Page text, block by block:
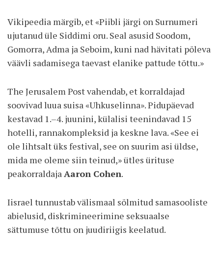
Vikipeedia märgib, et «Piibli järgi on Surnumeri
ujutanud üle Siddimi oru. Seal asusid Soodom,
Gomorra, Adma ja Seboim, kuni nad hävitati põleva
väävli sadamisega taevast elanike pattude tõttu.»
The Jerusalem Post vahendab, et korraldajad
soovivad luua suisa «Uhkuselinna». Pidupäevad
kestavad 1.–4. juunini, külalisi teenindavad 15
hotelli, rannakompleksid ja keskne lava. «See ei
ole lihtsalt üks festival, see on suurim asi üldse,
mida me oleme siin teinud,» ütles ürituse
peakorraldajaAaron Cohen.
Iisrael tunnustab välismaal sõlmitud samasooliste
abielusid, diskrimineerimine seksuaalse
sättumuse tõttu on juudiriigis keelatud.